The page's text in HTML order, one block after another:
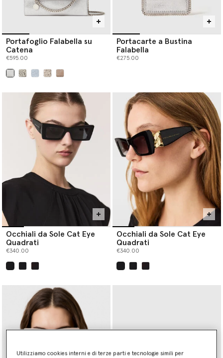
Portafoglio Falabella su
Catena
€595.00
Portacarte a Bustina
Falabella
€275.00
Occhiali da Sole Cat Eye
Quadrati
€340.00
Occhiali da Sole Cat Eye
Quadrati
€340.00
Utilizziamo cookies interni e di terze parti e tecnologie simili per